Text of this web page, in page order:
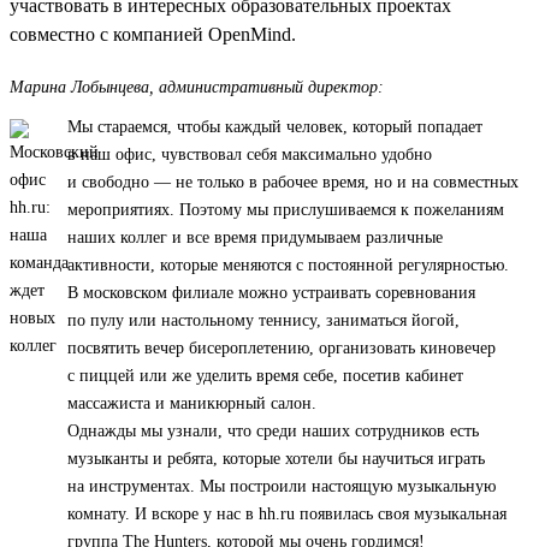
участвовать в интересных образовательных проектах
совместно с компанией OpenMind.
Марина Лобынцева, административный директор:
Мы стараемся, чтобы каждый человек, который попадает
в наш офис, чувствовал себя максимально удобно
и свободно — не только в рабочее время, но и на совместных
мероприятиях. Поэтому мы прислушиваемся к пожеланиям
наших коллег и все время придумываем различные
активности, которые меняются с постоянной регулярностью.
В московском филиале можно устраивать соревнования
по пулу или настольному теннису, заниматься йогой,
посвятить вечер бисероплетению, организовать киновечер
с пиццей или же уделить время себе, посетив кабинет
массажиста и маникюрный салон.
Однажды мы узнали, что среди наших сотрудников есть
музыканты и ребята, которые хотели бы научиться играть
на инструментах. Мы построили настоящую музыкальную
комнату. И вскоре у нас в hh.ru появилась своя музыкальная
группа The Hunters, которой мы очень гордимся!